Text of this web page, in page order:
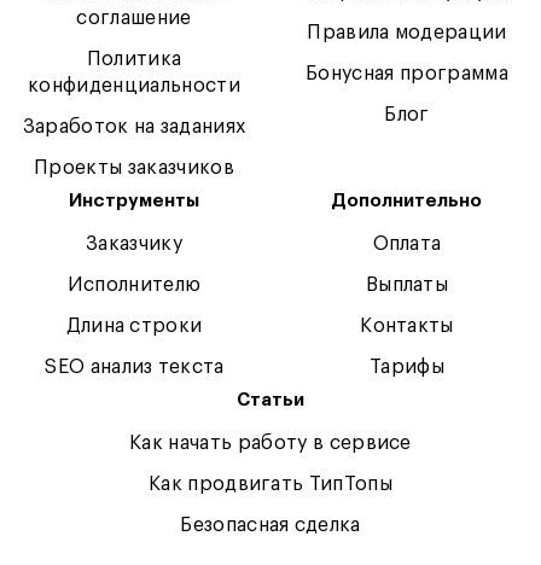
соглашение
Политика
конфиденциальности
Заработок на заданиях
Проекты заказчиков
Правила модерации
Бонусная программа
Блог
Инструменты
Заказчику
Исполнителю
Длина строки
SEO анализ текста
Дополнительно
Оплата
Выплаты
Контакты
Тарифы
Статьи
Как начать работу в сервисе
Как продвигать ТипТопы
Безопасная сделка